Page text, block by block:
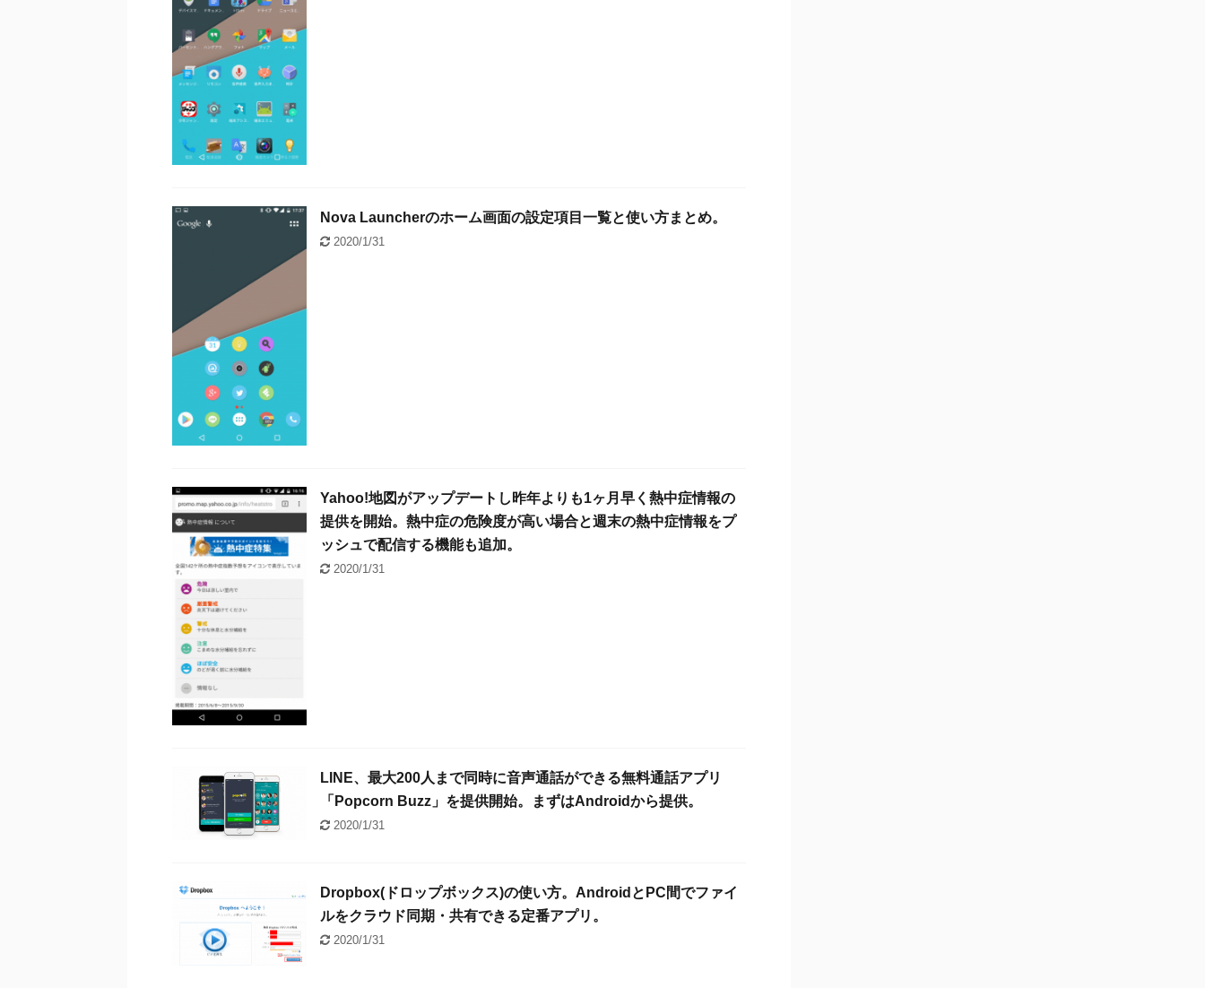
Nova Launcherのホーム画面の設定項目一覧と使い方まとめ。
2020/1/31
Yahoo!地図がアップデートし昨年よりも1ヶ月早く熱中症情報の
提供を開始。熱中症の危険度が高い場合と週末の熱中症情報をプ
ッシュで配信する機能も追加。
2020/1/31
LINE、最大200人まで同時に音声通話ができる無料通話アプリ
「Popcorn Buzz」を提供開始。まずはAndroidから提供。
2020/1/31
Dropbox(ドロップボックス)の使い方。AndroidとPC間でファイ
ルをクラウド同期・共有できる定番アプリ。
2020/1/31